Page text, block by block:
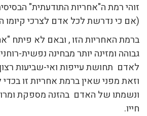
זוהי רמת ה"אחריות התודעתית"
(אם כי נדרשת לכל אדם לצרכי קיומו
ברמת האחריות הזו , ובאם לא פיתח
גבוהה ומזינה יותר מבחינה נפשית-
לאדם תחושת עייפות ואי-שביעות
וזאת מפני שאין ברמת אחריות זו בכדי
ונשמתו של האדם בהזנה מספקת
חייו.